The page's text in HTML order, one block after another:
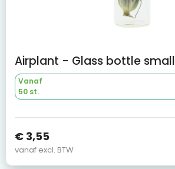
Airplant - Glass bottle small
Vanaf
50 st.
€ 3,55
vanaf excl. BTW